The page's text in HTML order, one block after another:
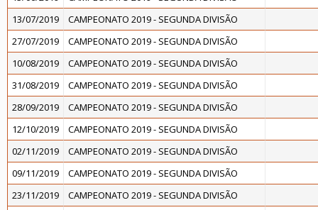
13/07/2019
CAMPEONATO 2019 - SEGUNDA DIVISÃO
27/07/2019
CAMPEONATO 2019 - SEGUNDA DIVISÃO
10/08/2019
CAMPEONATO 2019 - SEGUNDA DIVISÃO
31/08/2019
CAMPEONATO 2019 - SEGUNDA DIVISÃO
28/09/2019
CAMPEONATO 2019 - SEGUNDA DIVISÃO
12/10/2019
CAMPEONATO 2019 - SEGUNDA DIVISÃO
02/11/2019
CAMPEONATO 2019 - SEGUNDA DIVISÃO
09/11/2019
CAMPEONATO 2019 - SEGUNDA DIVISÃO
23/11/2019
CAMPEONATO 2019 - SEGUNDA DIVISÃO